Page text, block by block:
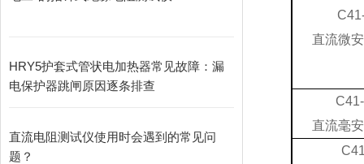
HRY5护套式管状电加热器常见故障：漏
电保护器跳闸原因逐条排查
直流电阻测试仪使用时会遇到的常见问
题？
直流微
直流毫